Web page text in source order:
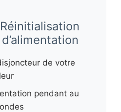
de votre
pendant au